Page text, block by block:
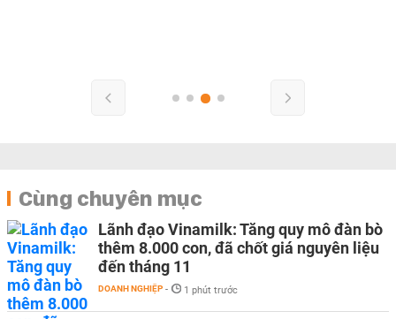
Cùng chuyên mục
Lãnh đạo Vinamilk: Tăng quy mô đàn bò
thêm 8.000 con, đã chốt giá nguyên liệu
đến tháng 11
DOANH NGHIỆP - 1 phút trước